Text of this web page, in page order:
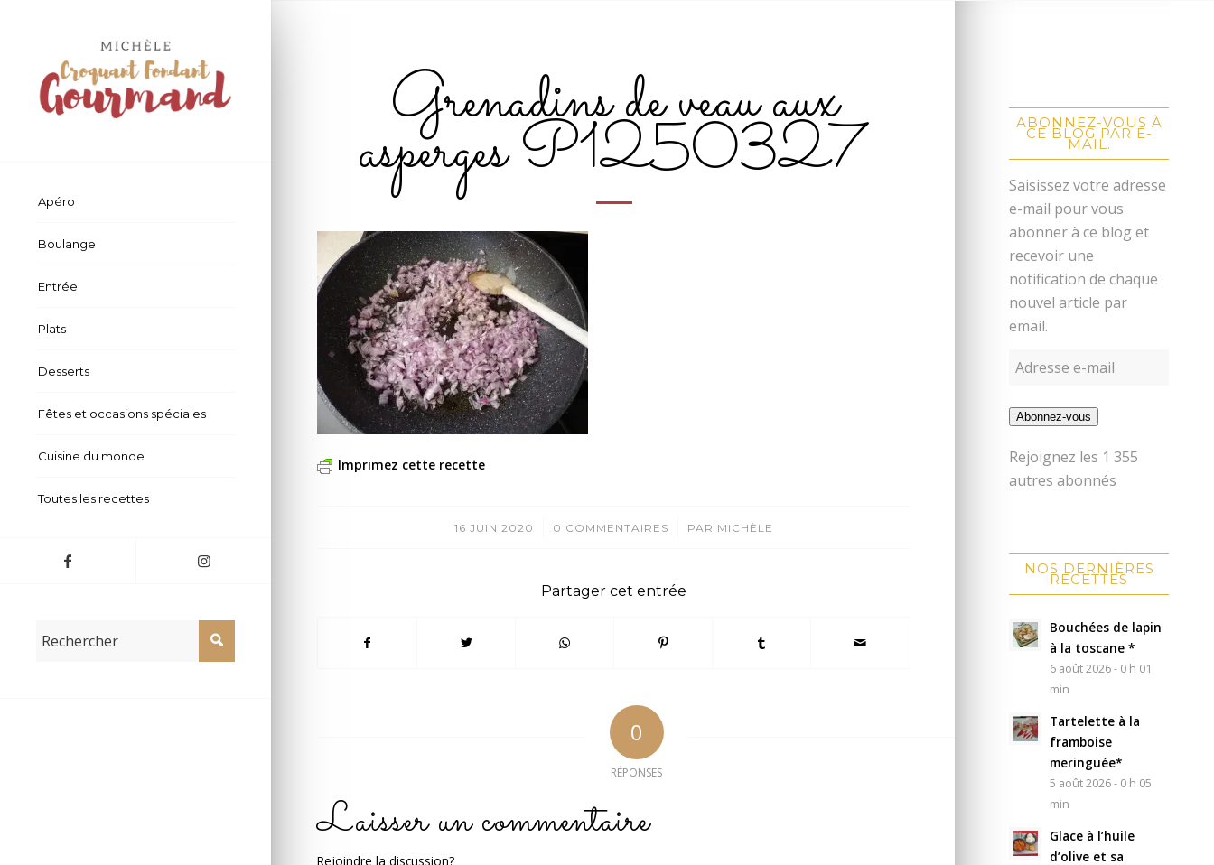
Apéro
Boulange
Entrée
Plats
Desserts
Fêtes et occasions spéciales
Cuisine du monde
Toutes les recettes
Grenadins de veau aux
asperges P1250327
Imprimez cette recette
16 JUIN 2020
/ 0 COMMENTAIRES
/ PAR MICHÈLE
Partager cet entrée
0
RÉPONSES
Laisser un commentaire
Rejoindre la discussion?
ABONNEZ-VOUS À
CE BLOG PAR E-
MAIL.
Saisissez votre adresse
e-mail pour vous
abonner à ce blog et
recevoir une
notification de chaque
nouvel article par
email.
Abonnez-vous
Rejoignez les 1 355
autres abonnés
NOS DERNIÈRES
RECETTES
Bouchées de lapin
à la toscane *
6 août 2026 - 0 h 01
min
Tartelette à la
framboise
meringuée*
5 août 2026 - 0 h 05
min
Glace à l’huile
d’olive et sa